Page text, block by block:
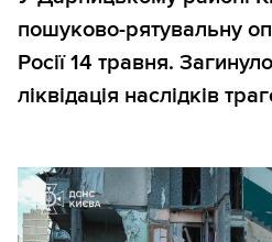
пошуково-рятувальну
Росії 14 травня.
ліквідація наслідків